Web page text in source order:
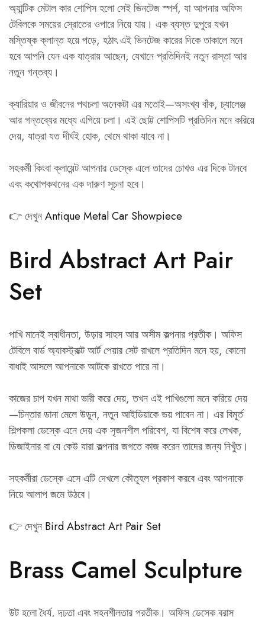
অ্যান্টিক মেটাল কার শোপিস হলো সেই ভিনটেজ স্পর্শ, যা আপনার অফিস
টেবিলকে সময়ের স্রোতের ওপারে নিয়ে যায়। এক ব্যস্ত দুপুরে যখন
মস্তিষ্ক ক্লান্ত হয়ে পড়ে, হঠাৎ এই ভিনটেজ কারের দিকে তাকালে মনে
হবে আপনি যেন এক যাত্রায় আছেন, যেখানে প্রতিদিনই নতুন রাস্তা আর
নতুন গন্তব্য।
ক্যারিয়ার ও জীবনের পথচলা অনেকটা এর মতোই—অসংখ্য বাঁক, চ্যালেঞ্জ
আর গন্তব্যের মধ্যে এগিয়ে চলা। এই ছোট্ট শোপিসটি প্রতিদিন মনে করিয়ে
দেয়, যাত্রা যত দীর্ঘই হোক, থেমে থাকা যাবে না।
সহকর্মী কিংবা ক্লায়েন্ট আপনার ডেস্কে এলে তাদের চোখও এর দিকে টানবে
এবং কথোপকথনের এক দারুণ সূচনা হবে।
👉 দেখুনAntique Metal Car Showpiece
Bird Abstract Art Pair
Set
পাখি মানেই স্বাধীনতা, উড়ার সাহস আর অসীম কল্পনার প্রতীক। অফিস
টেবিলে বার্ড অ্যাবস্ট্রাক্ট আর্ট পেয়ার সেট রাখলে প্রতিদিন মনে হয়, কোনো
বাধাই আসলে আপনাকে আটকে রাখতে পারে না।
কাজের চাপ যখন মাথা ভারী করে দেয়, তখন এই পাখিগুলো মনে করিয়ে দেয়
—চিন্তার ডানা মেলে উড়ুন, নতুন আইডিয়াকে ভয় পাবেন না। এর বিমূর্ত
শিল্পকলা ডেস্কে এনে দেয় এক সৃজনশীল পরিবেশ, যা বিশেষ করে লেখক,
ডিজাইনার বা যে কেউ যারা কল্পনার জগতে কাজ করেন তাদের জন্য নিখুঁত।
সহকর্মীরা ডেস্কে এসে এটি দেখলে কৌতূহল প্রকাশ করবে এবং আপনাকে
নিয়ে আলাপ জমে উঠবে।
👉 দেখুন Bird Abstract Art Pair Set
Brass Camel Sculpture
উট হলো ধৈর্য, দৃঢ়তা এবং সহনশীলতার প্রতীক। অফিস ডেস্কে ব্রাস